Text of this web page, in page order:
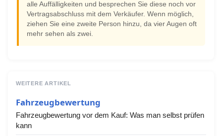
alle Auffälligkeiten und besprechen Sie diese noch vor
Vertragsabschluss mit dem Verkäufer. Wenn möglich,
ziehen Sie eine zweite Person hinzu, da vier Augen oft
mehr sehen als zwei.
WEITERE ARTIKEL
Fahrzeugbewertung
Fahrzeugbewertung vor dem Kauf: Was man selbst prüfen
kann